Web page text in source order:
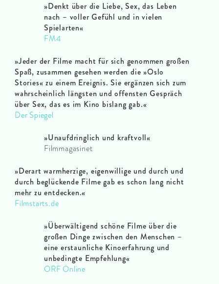
»Denkt über die Liebe, Sex, das Leben
nach – voller Gefühl und in vielen
Spielarten«
FM4
»Jeder der Filme macht für sich genommen großen
Spaß, zusammen gesehen werden die »Oslo
Stories« zu einem Ereignis. Sie ergänzen sich zum
wahrscheinlich längsten und offensten Gespräch
über Sex, das es im Kino bislang gab.«
Der Spiegel
»Unaufdringlich und kraftvoll«
Filmmagasinet
»Derart warmherzige, eigenwillige und durch und
durch beglückende Filme gab es schon lang nicht
mehr zu entdecken.«
Filmstarts.de
»Überwältigend schöne Filme über die
großen Dinge zwischen den Menschen –
eine erstaunliche Kinoerfahrung und
unbedingte Empfehlung«
ORF Online